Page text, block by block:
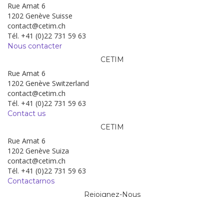
Rue Amat 6
1202 Genève Suisse
contact@cetim.ch
Tél. +41 (0)22 731 59 63
Nous contacter
CETIM
Rue Amat 6
1202 Genève Switzerland
contact@cetim.ch
Tél. +41 (0)22 731 59 63
Contact us
CETIM
Rue Amat 6
1202 Genève Suiza
contact@cetim.ch
Tél. +41 (0)22 731 59 63
Contactarnos
Rejoignez-Nous